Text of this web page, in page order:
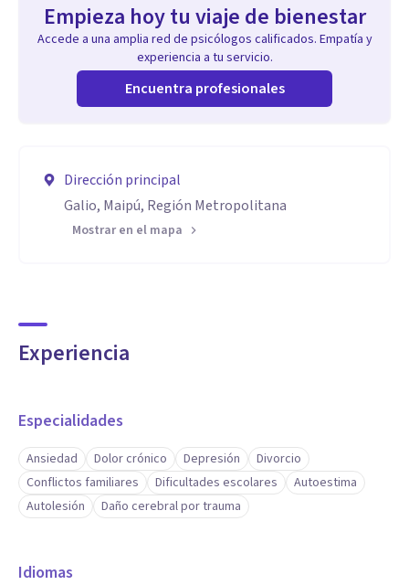
Empieza hoy tu viaje de bienestar
Accede a una amplia red de psicólogos calificados. Empatía y
experiencia a tu servicio.
Encuentra profesionales
Dirección principal
Galio, Maipú, Región Metropolitana
Mostrar en el mapa
Experiencia
Especialidades
Ansiedad Dolor crónico Depresión
Divorcio
Conflictos familiares
Dificultades escolares
Autoestima
Autolesión
Daño cerebral por trauma
Idiomas